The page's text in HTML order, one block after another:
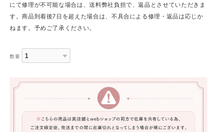
にて修理が不可能な場合は、送料弊社負担で、返品とさせていただきま
す。商品到着後7日を超えた場合は、不具合による修理・返品は応じか
ねます。予めご了承ください。
数量